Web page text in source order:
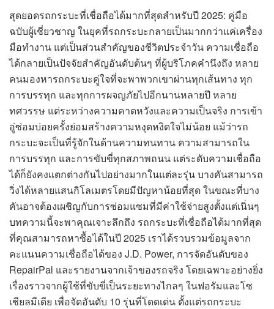
สุดยอดรถกระบะที่เชื่อถือได้มากที่สุดสำหรับปี 2025: คู่มือ
ฉบับผู้เชี่ยวชาญ ในยุคที่รถกระบะกลายเป็นมากกว่าแค่เครื่อง
มือทำงาน แต่เป็นส่วนสำคัญของชีวิตประจำวัน ความเชื่อถือ
ได้กลายเป็นปัจจัยสำคัญอันดับต้นๆ ที่ผู้บริโภคคำนึงถึง หลาย
คนมองหารถกระบะคู่ใจที่จะพาพวกเขาผ่านทุกเส้นทาง ทุก
การบรรทุก และทุกการผจญภัยไปอีกนานหลายปี หลาย
ทศวรรษ แต่ระหว่างความคาดหวังและความเป็นจริง การเข้า
อู่ซ่อมบ่อยครั้งย่อมสร้างความหงุดหงิดใจไม่น้อย แม้ว่ารถ
กระบะจะเป็นที่รู้จักในด้านความทนทาน ความสามารถใน
การบรรทุก และการขับขี่ทุกสภาพถนน แต่ระดับความเชื่อถือ
ได้ก็ยังคงแตกต่างกันไปอย่างมากในแต่ละรุ่น บางคันสามารถ
วิ่งได้หลายแสนกิโลเมตรโดยมีปัญหาน้อยที่สุด ในขณะที่บาง
คันอาจต้องเผชิญกับการซ่อมแซมที่มีค่าใช้จ่ายสูงตั้งแต่เนิ่นๆ
บทความนี้จะพาคุณเจาะลึกถึง รถกระบะที่เชื่อถือได้มากที่สุด
ที่คุณสามารถหาซื้อได้ในปี 2025 เราได้รวบรวมข้อมูลจาก
คะแนนความเชื่อถือได้ของ J.D. Power, การจัดอันดับของ
RepairPal และรายงานจากเจ้าของรถจริง โดยเฉพาะอย่างยิ่ง
เรื่องราวจากผู้ใช้ที่ขับขี่เป็นระยะทางไกลๆ ในฟอรัมและโซ
เชียลมีเดีย เพื่อจัดอันดับ 10 รุ่นที่โดดเด่น ตั้งแต่รถกระบะ